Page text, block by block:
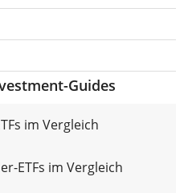
Guides
im Vergleich
ETFs im Vergleich